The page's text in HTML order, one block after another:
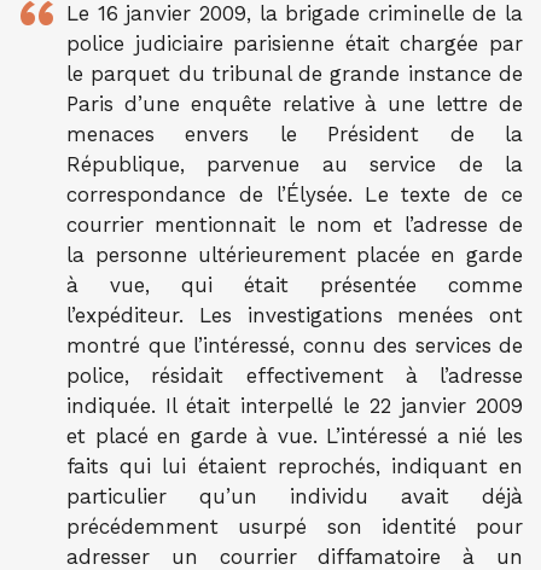
Le 16 janvier 2009, la brigade criminelle de la
police judiciaire parisienne était chargée par
le parquet du tribunal de grande instance de
Paris d’une enquête relative à une lettre de
menaces envers le Président de la
République, parvenue au service de la
correspondance de l’Élysée. Le texte de ce
courrier mentionnait le nom et l’adresse de
la personne ultérieurement placée en garde
à vue, qui était présentée comme
l’expéditeur. Les investigations menées ont
montré que l’intéressé, connu des services de
police, résidait effectivement à l’adresse
indiquée. Il était interpellé le 22 janvier 2009
et placé en garde à vue. L’intéressé a nié les
faits qui lui étaient reprochés, indiquant en
particulier qu’un individu avait déjà
précédemment usurpé son identité pour
adresser un courrier diffamatoire à un